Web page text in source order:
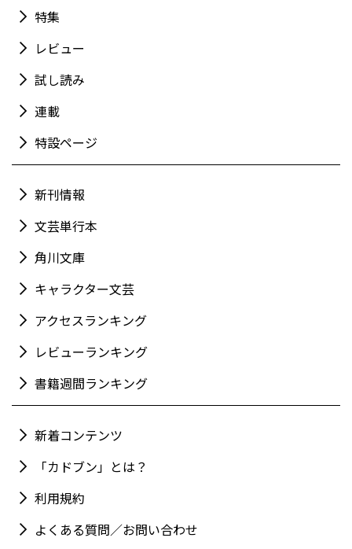
特集
レビュー
試し読み
連載
特設ページ
新刊情報
文芸単行本
角川文庫
キャラクター文芸
アクセスランキング
レビューランキング
書籍週間ランキング
新着コンテンツ
「カドブン」とは？
利用規約
よくある質問／お問い合わせ